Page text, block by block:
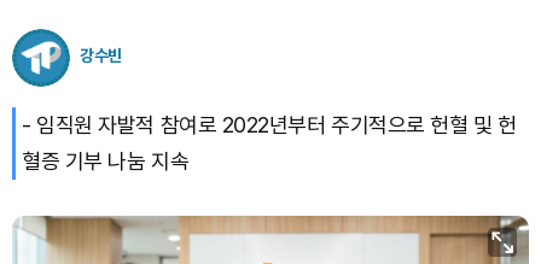
강수빈
- 임직원 자발적 참여로 2022년부터 주기적으로 헌혈 및 헌
혈증 기부 나눔 지속